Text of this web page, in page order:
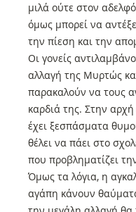
μιλά ούτε στον
όμως μπορεί να
την πίεση και την
Οι γονείς
αλλαγή της Μυρτώς
παρακαλούν να τους
καρδιά της. Στην αρχή
έχει ξεσπάσματα
θέλει να πάει στο
που προβληματίζει
Όμως τα λόγια, η
αγάπη κάνουν